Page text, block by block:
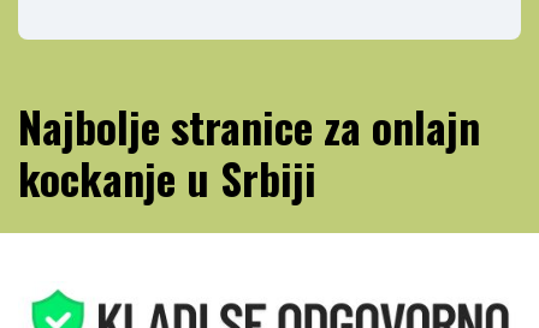
Najbolje stranice za onlajn
kockanje u Srbiji